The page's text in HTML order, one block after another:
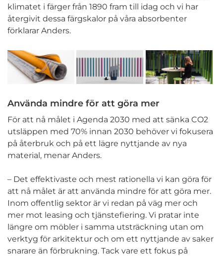
klimatet i färger från 1890 fram till idag och vi har
återgivit dessa färgskalor på våra absorbenter
förklarar Anders.
Använda mindre för att göra mer
För att nå målet i Agenda 2030 med att sänka CO2
utsläppen med 70% innan 2030 behöver vi fokusera
på återbruk och på ett lägre nyttjande av nya
material, menar Anders.
– Det effektivaste och mest rationella vi kan göra för
att nå målet är att använda mindre för att göra mer.
Inom offentlig sektor är vi redan på väg mer och
mer mot leasing och tjänstefiering. Vi pratar inte
längre om möbler i samma utsträckning utan om
verktyg för arkitektur och om ett nyttjande av saker
snarare än förbrukning. Tack vare ett fokus på